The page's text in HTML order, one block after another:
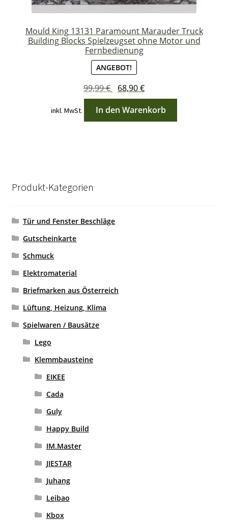
Mould King 13131 Paramount Marauder Truck
Building Blocks Spielzeugset ohne Motor und
Fernbedienung
ANGEBOT!
99,99€
Ursprünglicher
Preis
war:
68,90€Aktueller
Preis
ist:
inkl. MwSt. In den Warenkorb
Produkt-Kategorien
Tür und Fenster Beschläge
Gutscheinkarte
Schmuck
Elektromaterial
Briefmarken aus Österreich
Lüftung, Heizung, Klima
Spielwaren / Bausätze
Lego
Klemmbausteine
EIKEE
Cada
Guly
Happy Build
IM.Master
JIESTAR
Juhang
Leibao
Kbox